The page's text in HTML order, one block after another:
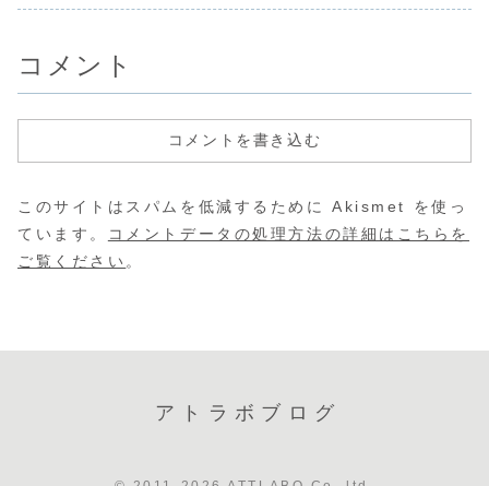
コメント
コメントを書き込む
このサイトはスパムを低減するために Akismet を使っ
ています。
コメントデータの処理方法の詳細はこちらを
ご覧ください 。
アトラボブログ